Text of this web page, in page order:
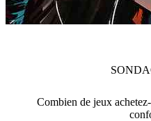
Combien de jeux